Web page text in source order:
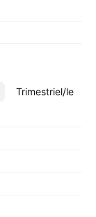
Trimestriel/le